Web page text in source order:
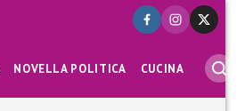
NOVELLA POLITICA CUCINA